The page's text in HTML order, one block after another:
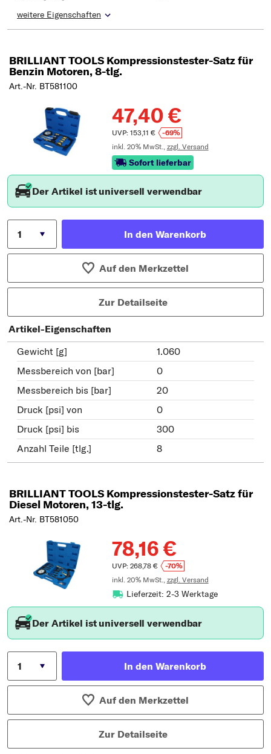
weitere Eigenschaften
BRILLIANT TOOLS Kompressionstester-Satz für
Benzin Motoren, 8-tlg.
Art.-Nr. BT581100
47,40 €
UVP: 153,11 €
-69%
inkl. 20% MwSt., zzgl. Versand
Sofort lieferbar
Der Artikel ist universell verwendbar
In den Warenkorb
Auf den Merkzettel
Zur Detailseite
Artikel-Eigenschaften
Gewicht [g]
1.060
Messbereich von [bar]
0
Messbereich bis [bar]
20
Druck [psi] von
0
Druck [psi] bis
300
Anzahl Teile [tlg.]
8
BRILLIANT TOOLS Kompressionstester-Satz für
Diesel Motoren, 13-tlg.
Art.-Nr. BT581050
78,16 €
UVP: 268,78 €
-70%
inkl. 20% MwSt., zzgl. Versand
Lieferzeit: 2-3 Werktage
Der Artikel ist universell verwendbar
In den Warenkorb
Auf den Merkzettel
Zur Detailseite